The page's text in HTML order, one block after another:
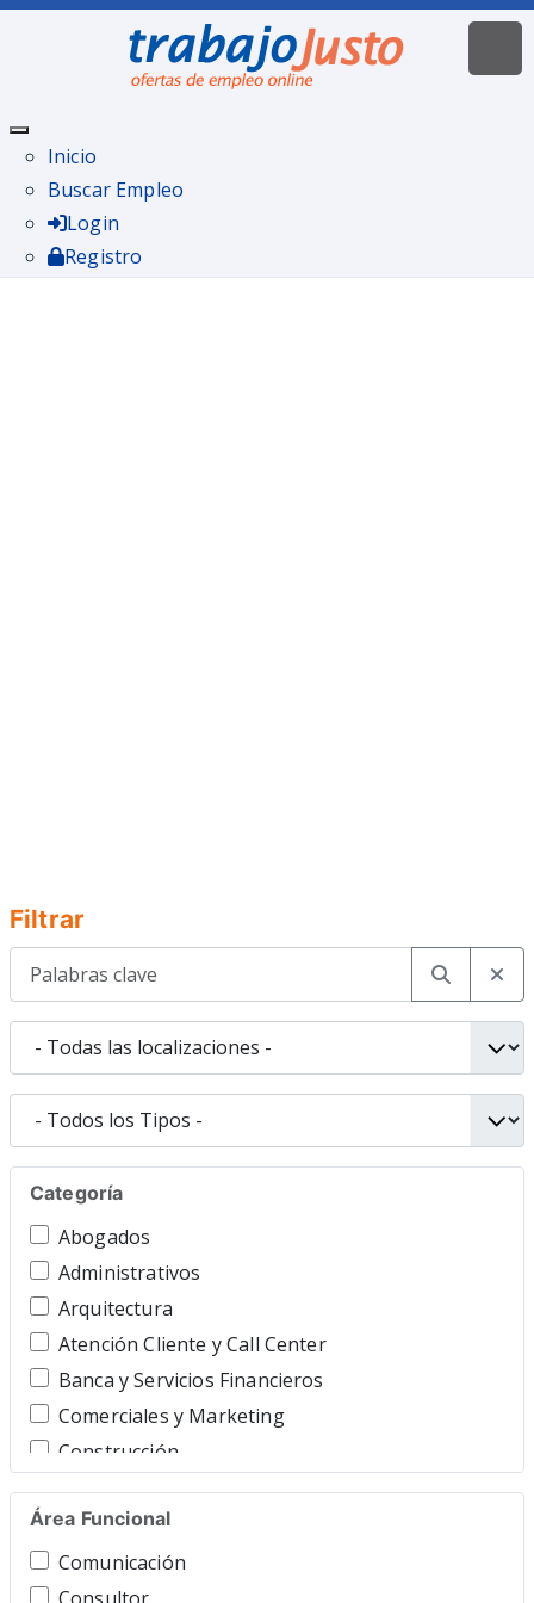
Inicio
Buscar Empleo
Login
Registro
Filtrar
Categoría
Abogados
Administrativos
Arquitectura
Atención Cliente y Call Center
Banca y Servicios Financieros
Comerciales y Marketing
Construcción
Consultoría y Asesoría
Contable y Gestor
Cuidado Personal
Directivos y Ejecutivos
Área Funcional
Comunicación